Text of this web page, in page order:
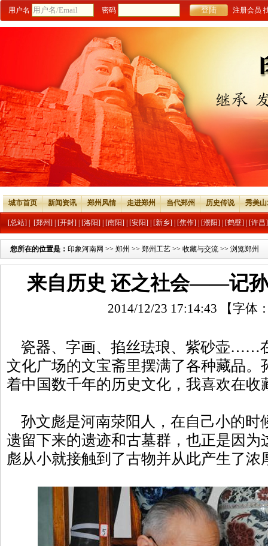
用户名 密码 注册会员
城市首页 新闻资讯 郑州风情 走进郑州 当代郑州 历史传说 秀美
[总站] [郑州] [开封] [洛阳] [南阳] [安阳] [新乡] [焦作] [濮阳] [鹤壁] [许昌]
您所在的位置是： 印象河南网 >> 郑州 >> 郑州工艺 >> 收藏与交流 >> 浏览郑州
来自历史 还之社会——记
2014/12/23 17:14:43 【字体
瓷器、字画、掐丝珐琅、紫砂壶……
文化广场的文宝斋里摆满了各种藏品。
着中国数千年的历史文化，我喜欢在收
孙文彪是河南荥阳人，在自己小的时
遗留下来的遗迹和古墓群，也正是因为
彪从小就接触到了古物并从此产生了浓